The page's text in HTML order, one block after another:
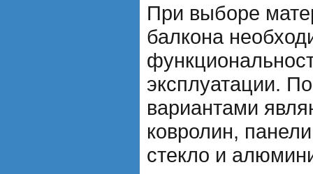
При выборе
балкона
эксплуатации.
вариантами
ковролин,
стекло и